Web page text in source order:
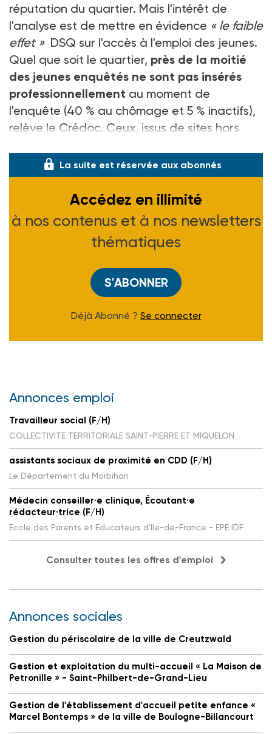
réputation du quartier. Mais l'intérêt de
l'analyse est de mettre en évidence « le faible
effet » DSQ sur l'accès à l'emploi des jeunes.
Quel que soit le quartier, près de la moitié
des jeunes enquêtés ne sont pas insérés
professionnellement au moment de
l'enquête (40 % au chômage et 5 % inactifs),
relève le Crédoc. Ceux, issus de sites hors
La suite est réservée aux abonnés
Accédez en illimité
à nos contenus et à nos newsletters
thématiques
S'ABONNER
Déjà Abonné ? Se connecter
Annonces emploi
Travailleur social (F/H)
COLLECTIVITE TERRITORIALE SAINT-PIERRE ET MIQUELON
assistants sociaux de proximité en CDD (F/H)
Le Département du Morbihan
Médecin conseiller·e clinique, Écoutant·e
rédacteur·trice (F/H)
Ecole des Parents et Educateurs d'Ile-de-France - EPE IDF
Consulter toutes les offres d'emploi
Annonces sociales
Gestion du périscolaire de la ville de Creutzwald
Gestion et exploitation du multi-accueil « La Maison de
Petronille » - Saint-Philbert-de-Grand-Lieu
Gestion de l'établissement d'accueil petite enfance «
Marcel Bontemps » de la ville de Boulogne-Billancourt